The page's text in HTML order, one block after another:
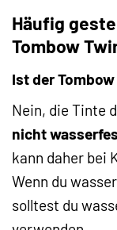
Häufig
Tombow
Ist der
Nein, die Tinte
nicht
kann daher bei
Wenn du
solltest du